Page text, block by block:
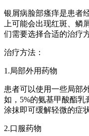
银屑病脸部瘙痒是患者
上可能会出现红斑、鳞
们需要选择合适的治疗
治疗方法：
1.局部外用药物
患者可以使用一些局部
如，5%的氨基甲酸酯
涂抹即可缓解轻微的症状
2.口服药物